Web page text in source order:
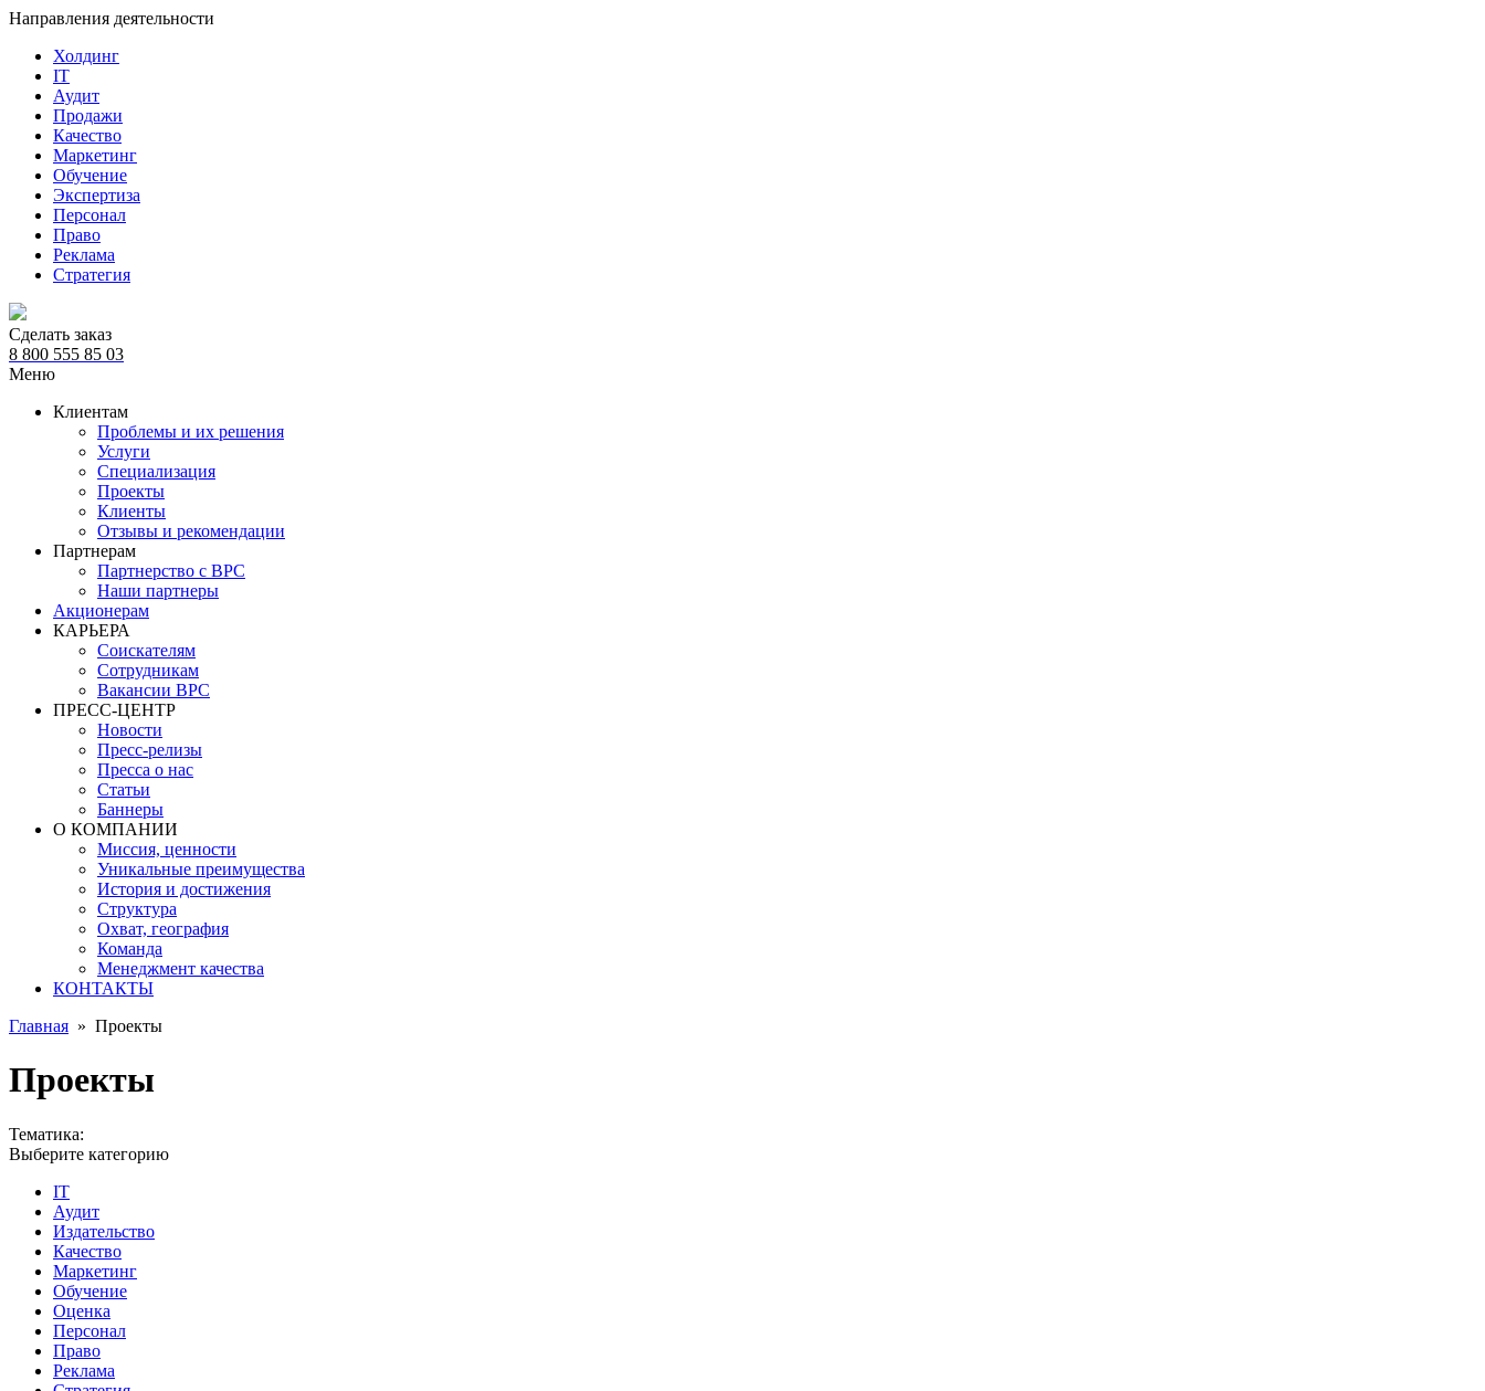
Направления деятельности
Холдинг
IT
Аудит
Продажи
Качество
Маркетинг
Обучение
Экспертиза
Персонал
Право
Реклама
Стратегия
Сделать заказ
8 800 555 85 03
Меню
Клиентам
Проблемы и их решения
Услуги
Специализация
Проекты
Клиенты
Отзывы и рекомендации
Партнерам
Партнерство с BPC
Наши партнеры
Акционерам
КАРЬЕРА
Соискателям
Сотрудникам
Вакансии BPC
ПРЕСС-ЦЕНТР
Новости
Пресс-релизы
Пресса о нас
Статьи
Баннеры
О КОМПАНИИ
Миссия, ценности
Уникальные преимущества
История и достижения
Структура
Охват, география
Команда
Менеджмент качества
КОНТАКТЫ
Главная » Проекты
Проекты
Тематика:
Выберите категорию
IT
Аудит
Издательство
Качество
Маркетинг
Обучение
Оценка
Персонал
Право
Реклама